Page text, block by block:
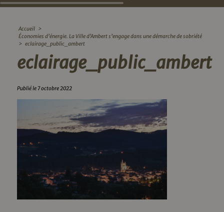
Accueil >
Économies d’énergie. La Ville d’Ambert s’engage dans une démarche de sobriété
> eclairage_public_ambert
eclairage_public_ambert
Publié le 7 octobre 2022